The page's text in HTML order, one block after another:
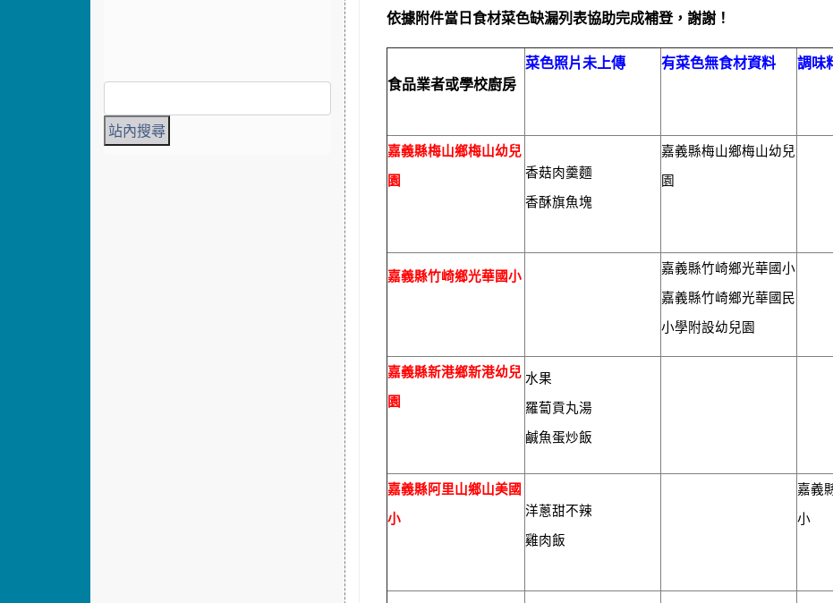
依據附件當日食材菜色缺漏列表協助完成補登，謝謝！
食品業者或學校廚房
菜色照片未上傳 有菜色無食材資料 調味
嘉義縣梅山鄉梅山幼兒
園
香菇肉羹麵
香酥旗魚塊
嘉義縣梅山鄉梅山幼兒
園
嘉義縣竹崎鄉光華國小
嘉義縣竹崎鄉光華國小
嘉義縣竹崎鄉光華國民
小學附設幼兒園
嘉義縣新港鄉新港幼兒
園
水果
羅蔔貢丸湯
鹹魚蛋炒飯
嘉義縣阿里山鄉山美國
小
洋蔥甜不辣
雞肉飯
嘉義
小